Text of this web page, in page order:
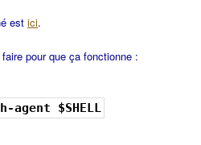
est ici.
pour que ça fonctionne :
agent $SHELL